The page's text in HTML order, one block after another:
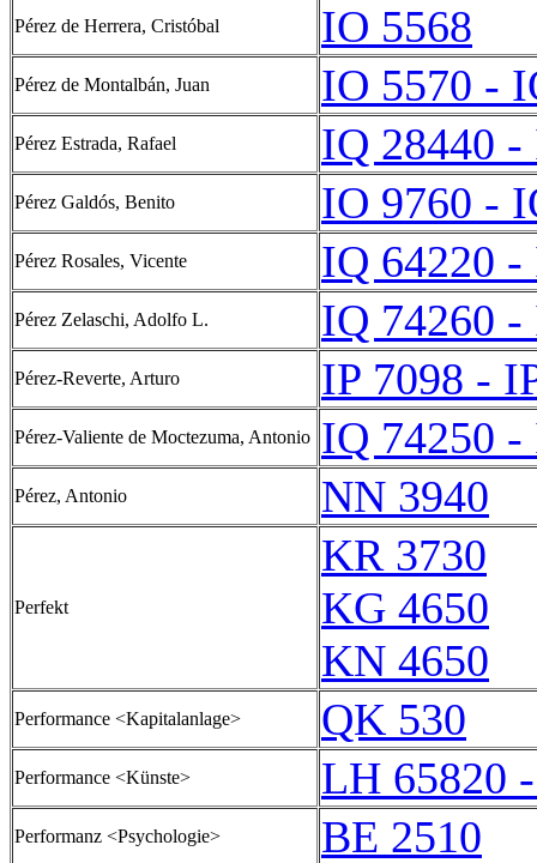
Pérez de Herrera, Cristóbal IO 5568
Pérez de Montalbán, Juan IO 5570 -
Pérez Estrada, Rafael IQ 28440 -
Pérez Galdós, Benito IO 9760 -
Pérez Rosales, Vicente IQ 64220 -
Pérez Zelaschi, Adolfo L. IQ 74260 -
Pérez-Reverte, Arturo IP 7098 -
Pérez-Valiente de Moctezuma, Antonio IQ 74250 -
Pérez, Antonio NN 3940
Perfekt
KR 3730
KG 4650
KN 4650
Performance <Kapitalanlage> QK 530
Performance <Künste> LH 65820
Performanz <Psychologie> BE 2510